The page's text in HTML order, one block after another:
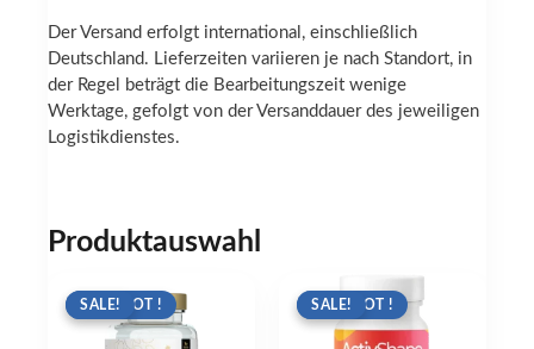
Der Versand erfolgt international, einschließlich
Deutschland. Lieferzeiten variieren je nach Standort, in
der Regel beträgt die Bearbeitungszeit wenige
Werktage, gefolgt von der Versanddauer des jeweiligen
Logistikdienstes.
Produktauswahl
ANGEBOT !
SALE! ANGEBOT !
SALE!